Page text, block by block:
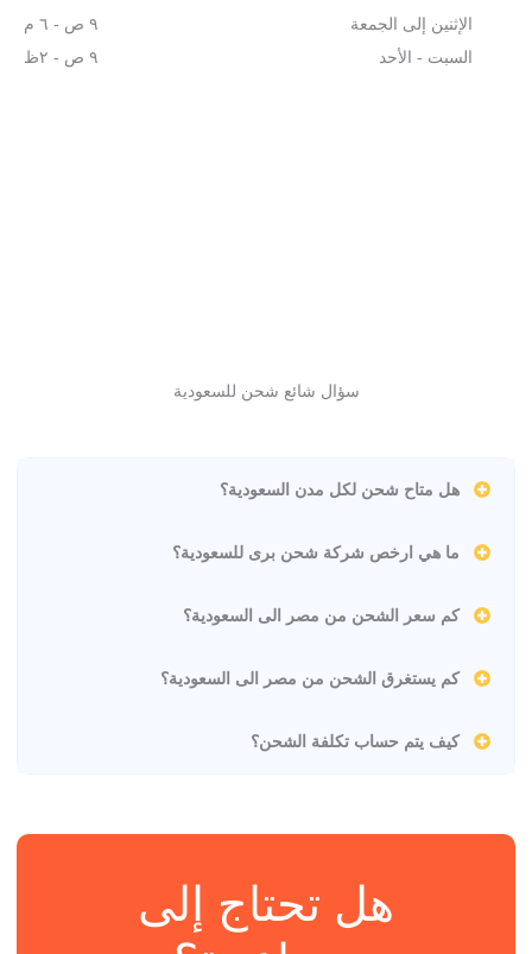
الإثنين إلى الجمعة
٩ ص - ٦ م
السبت - الأحد
٩ ص - ٢ظ
سؤال شائع شحن للسعودية
هل متاح شحن لكل مدن السعودية؟
ما هي ارخص شركة شحن برى للسعودية؟
كم سعر الشحن من مصر الى السعودية؟
كم يستغرق الشحن من مصر الى السعودية؟
كيف يتم حساب تكلفة الشحن؟
هل تحتاج إلى